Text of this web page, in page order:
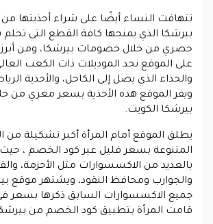
تتهافت النساء أيضًا على شراء أحذيتها
بيرشكا الذي يمنحها كافة القطع التي
حصري من خلال خصومات بيرشكا، ومن أبرز
على الموقع نجد الموديلات ذات الكعب
والحذاء الذي يصل إلى الكاحل، والأحذية
ويفر الموقع هذه الأحذية بسعر مغري من
بيرشكا الكويت.
يطلق الموقع أمام المرأة أكبر تشكيلة من
المتنوعة بسعر قليل عبر كود الخصم ،
بالعديد من الاكسسوارات مثل الأحزمة،
والجوارب ومحافظ النقود، ويشتهر موقع
جميع الاكسسوارات السابق ذكرها بسعر في
قامت المرأة بتطبيق كود الخصم من